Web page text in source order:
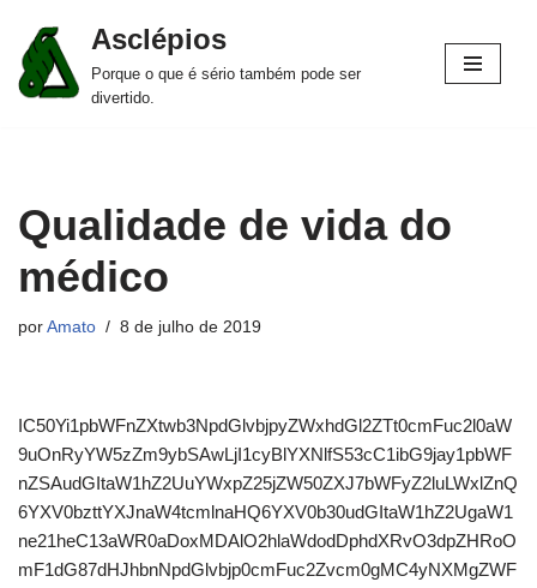
Pular
para
Asclépios
Porque o que é sério também pode ser
divertido.
Qualidade de vida do
médico
por Amato 8 de julho de 2019
IC50Yi1pbWFnZXtwb3NpdGlvbjpyZWxhdGl2ZTt0cmFuc2l0aW
9uOnRyYW5zZm9ybSAwLjI1cyBlYXNlfS53cC1ibG9jay1pbWF
nZSAudGItaW1hZ2UuYWxpZ25jZW50ZXJ7bWFyZ2luLWxlZnQ
6YXV0bzttYXJnaW4tcmlnaHQ6YXV0b30udGItaW1hZ2UgaW1
ne21heC13aWR0aDoxMDAlO2hlaWdodDphdXRvO3dpZHRoO
mF1dG87dHJhbnNpdGlvbjp0cmFuc2Zvcm0gMC4yNXMgZWF